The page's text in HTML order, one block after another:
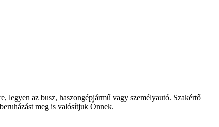
legyen az busz, haszongépjármű vagy személyautó. Szakértő
meg is valósítjuk Önnek.